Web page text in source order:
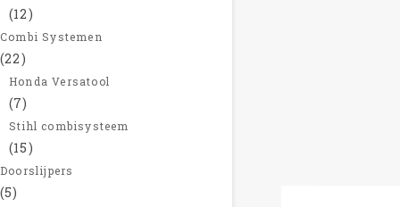
(12)
Combi Systemen
(22)
Honda Versatool
(7)
Stihl combisysteem
(15)
Doorslijpers
(5)